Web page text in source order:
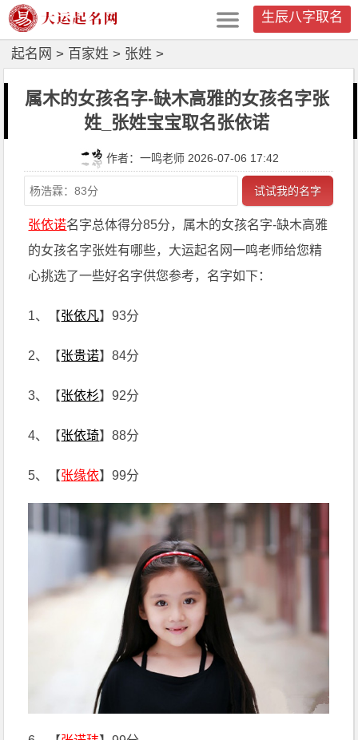
生辰八字取名
起名网 > 百家姓 > 张姓 >
属木的女孩名字-缺木高雅的女孩名字张
姓_张姓宝宝取名张依诺
作者：一鸣老师 2026-07-06 17:42
试试我的名字
张依诺名字总体得分85分，属木的女孩名字-缺木高雅
的女孩名字张姓有哪些，大运起名网一鸣老师给您精
心挑选了一些好名字供您参考，名字如下：
1、【张依凡】93分
2、【张贵诺】84分
3、【张依杉】92分
4、【张依琦】88分
5、【张缘依】99分